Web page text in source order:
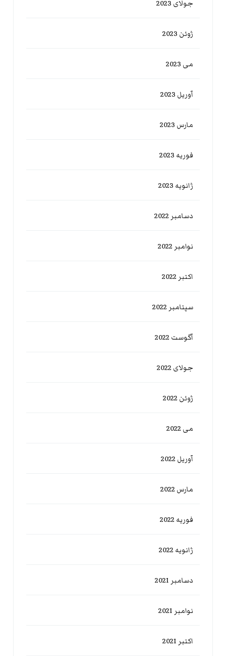
جولای 2023
ژوئن 2023
می 2023
آوریل 2023
مارس 2023
فوریه 2023
ژانویه 2023
دسامبر 2022
نوامبر 2022
اکتبر 2022
سپتامبر 2022
آگوست 2022
جولای 2022
ژوئن 2022
می 2022
آوریل 2022
مارس 2022
فوریه 2022
ژانویه 2022
دسامبر 2021
نوامبر 2021
اکتبر 2021